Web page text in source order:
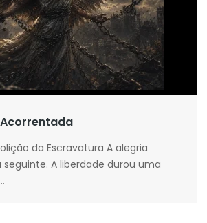
da Escravatura A alegria
seguinte. A liberdade durou uma